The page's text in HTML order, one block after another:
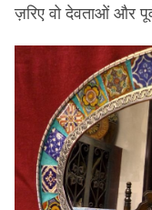
ज़रिए वो देवताओं और